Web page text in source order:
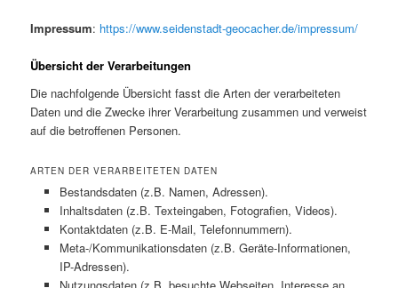
Impressum: https://www.seidenstadt-geocacher.de/impressum/
Übersicht der Verarbeitungen
Die nachfolgende Übersicht fasst die Arten der verarbeiteten
Daten und die Zwecke ihrer Verarbeitung zusammen und verweist
auf die betroffenen Personen.
ARTEN DER VERARBEITETEN DATEN
Bestandsdaten (z.B. Namen, Adressen).
Inhaltsdaten (z.B. Texteingaben, Fotografien, Videos).
Kontaktdaten (z.B. E-Mail, Telefonnummern).
Meta-/Kommunikationsdaten (z.B. Geräte-Informationen,
IP-Adressen).
Nutzungsdaten (z.B. besuchte Webseiten, Interesse an